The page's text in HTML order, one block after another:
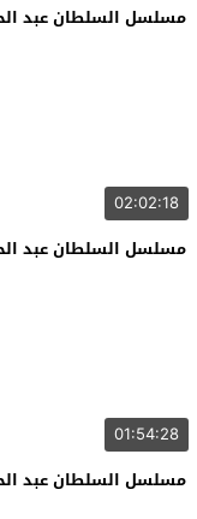
مسلسل السلطان عبد
02:02:18
مسلسل السلطان عبد
01:54:28
مسلسل السلطان عبد